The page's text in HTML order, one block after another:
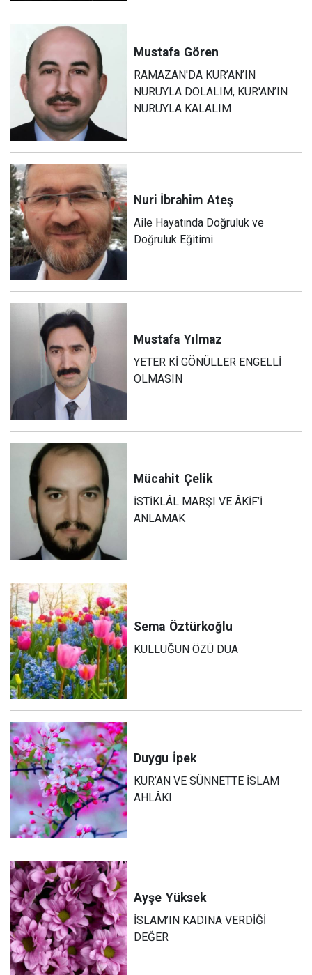
Mustafa Gören
RAMAZAN'DA KUR’AN’IN
NURUYLA DOLALIM, KUR'AN’IN
NURUYLA KALALIM
Nuri İbrahim Ateş
Aile Hayatında Doğruluk ve
Doğruluk Eğitimi
Mustafa Yılmaz
YETER Kİ GÖNÜLLER ENGELLİ
OLMASIN
Mücahit Çelik
İSTİKLÂL MARŞI VE ÂKİF’İ
ANLAMAK
Sema Öztürkoğlu
KULLUĞUN ÖZÜ DUA
Duygu İpek
KUR’AN VE SÜNNETTE İSLAM
AHLÂKI
Ayşe Yüksek
İSLAM’IN KADINA VERDİĞİ
DEĞER